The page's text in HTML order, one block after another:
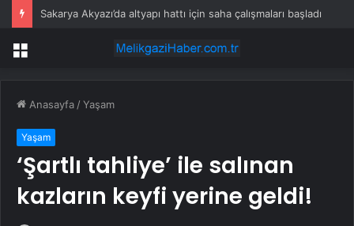
Sakarya Akyazı’da altyapı hattı için saha çalışmaları başladı
Menü
Anasayfa /Yaşam
Yaşam
‘Şartlı tahliye’ ile salınan
kazların keyfi yerine geldi!